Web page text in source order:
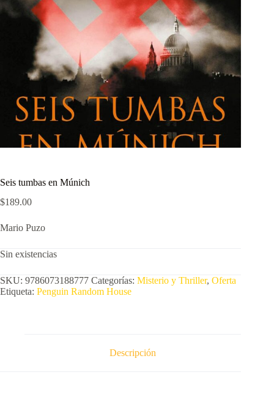
Seis tumbas en Múnich
$189.00
Mario Puzo
Sin existencias
SKU: 9786073188777 Categorías: Misterio y Thriller, Oferta
Etiqueta: Penguin Random House
Descripción